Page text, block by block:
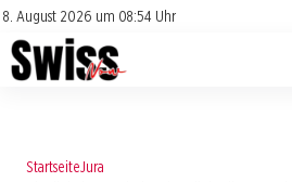
8. August 2026 um 08:54 Uhr
Impressum
Datenschutz
Jobs
Events
StartseiteJura